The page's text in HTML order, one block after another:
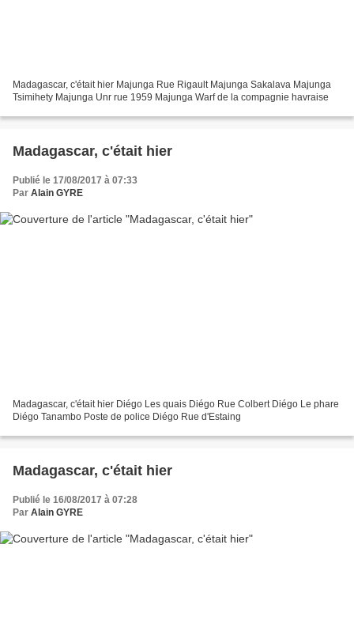
Madagascar, c'était hier Majunga Rue Rigault Majunga Sakalava Majunga
Tsimihety Majunga Unr rue 1959 Majunga Warf de la compagnie havraise
Madagascar, c'était hier
Publié le 17/08/2017 à 07:33
Par Alain GYRE
Madagascar, c'était hier Diégo Les quais Diégo Rue Colbert Diégo Le phare
Diégo Tanambo Poste de police Diégo Rue d'Estaing
Madagascar, c'était hier
Publié le 16/08/2017 à 07:28
Par Alain GYRE